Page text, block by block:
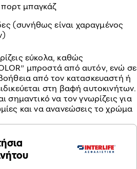
μπαγκάζ
(συνήθως είναι χαραγμένος
εύκολα, καθώς
μπροστά από αυτόν, ενώ σε
από τον κατασκευαστή ή
στη βαφή αυτοκινήτων.
σημαντικό να τον γνωρίζεις για
και να ανανεώσεις το χρώμα